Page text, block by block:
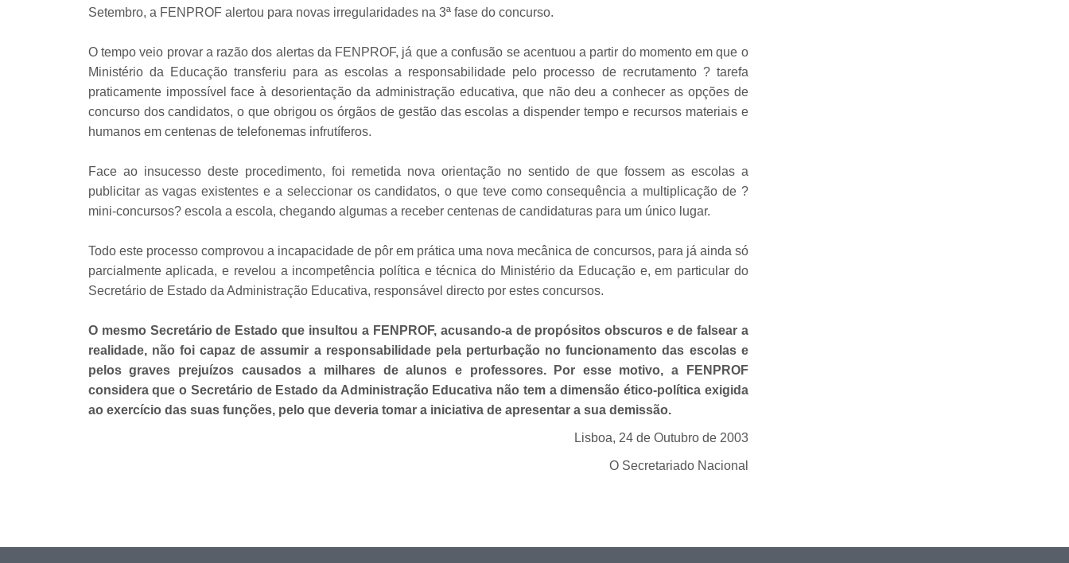
Setembro, a FENPROF alertou para novas irregularidades na 3ª fase do concurso.
O tempo veio provar a razão dos alertas da FENPROF, já que a confusão se acentuou a partir do momento em que o
Ministério da Educação transferiu para as escolas a responsabilidade pelo processo de recrutamento ? tarefa
praticamente impossível face à desorientação da administração educativa, que não deu a conhecer as opções de
concurso dos candidatos, o que obrigou os órgãos de gestão das escolas a dispender tempo e recursos materiais e
humanos em centenas de telefonemas infrutíferos.
Face ao insucesso deste procedimento, foi remetida nova orientação no sentido de que fossem as escolas a
publicitar as vagas existentes e a seleccionar os candidatos, o que teve como consequência a multiplicação de ?
mini-concursos? escola a escola, chegando algumas a receber centenas de candidaturas para um único lugar.
Todo este processo comprovou a incapacidade de pôr em prática uma nova mecânica de concursos, para já ainda só
parcialmente aplicada, e revelou a incompetência política e técnica do Ministério da Educação e, em particular do
Secretário de Estado da Administração Educativa, responsável directo por estes concursos.
O mesmo Secretário de Estado que insultou a FENPROF, acusando-a de propósitos obscuros e de falsear a
realidade, não foi capaz de assumir a responsabilidade pela perturbação no funcionamento das escolas e
pelos graves prejuízos causados a milhares de alunos e professores. Por esse motivo, a FENPROF
considera que o Secretário de Estado da Administração Educativa não tem a dimensão ético-política exigida
ao exercício das suas funções, pelo que deveria tomar a iniciativa de apresentar a sua demissão.
Lisboa, 24 de Outubro de 2003
O Secretariado Nacional